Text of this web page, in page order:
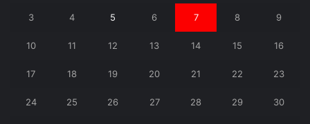
3 4 5 6 7 8 9
10 11 12 13 14 15 16
17 18 19 20 21 22 23
24 25 26 27 28 29 30